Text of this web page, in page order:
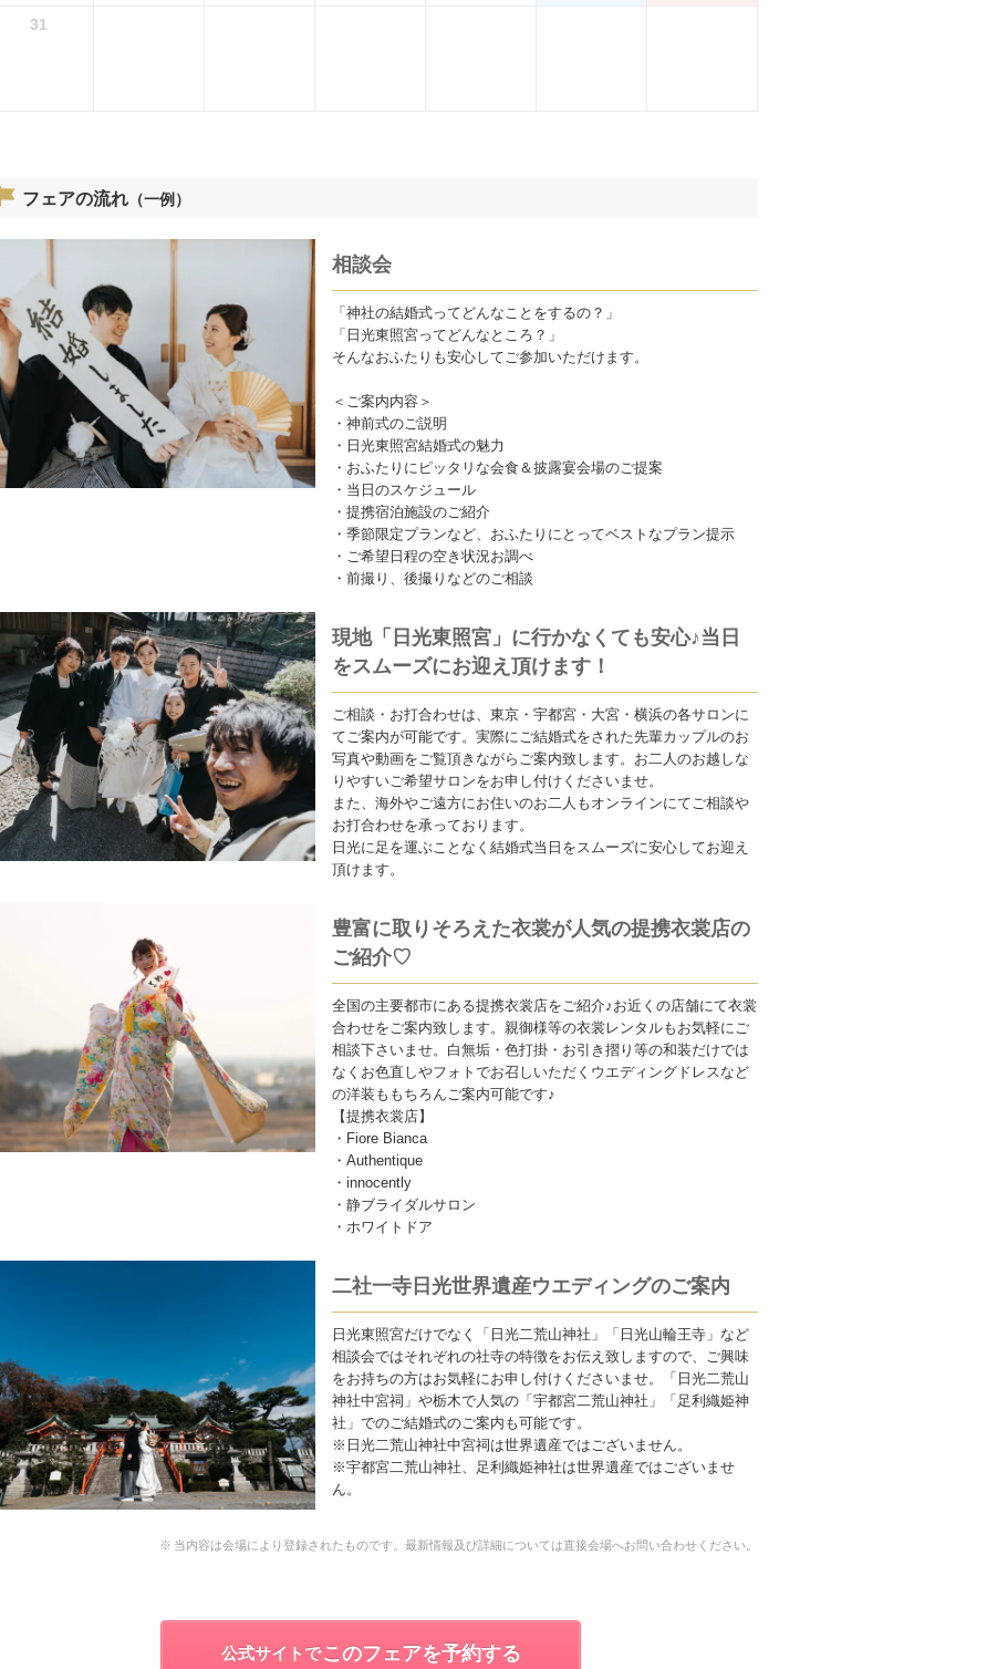
31
フェアの流れ （一例）
相談会
「神社の結婚式ってどんなことをするの？」
「日光東照宮ってどんなところ？」
そんなおふたりも安心してご参加いただけます。
＜ご案内内容＞
・神前式のご説明
・日光東照宮結婚式の魅力
・おふたりにピッタリな会食＆披露宴会場のご提案
・当日のスケジュール
・提携宿泊施設のご紹介
・季節限定プランなど、おふたりにとってベストなプラン提示
・ご希望日程の空き状況お調べ
・前撮り、後撮りなどのご相談
現地「日光東照宮」に行かなくても安心♪当日
をスムーズにお迎え頂けます！
ご相談・お打合わせは、東京・宇都宮・大宮・横浜の各サロンに
てご案内が可能です。実際にご結婚式をされた先輩カップルのお
写真や動画をご覧頂きながらご案内致します。お二人のお越しな
りやすいご希望サロンをお申し付けくださいませ。
また、海外やご遠方にお住いのお二人もオンラインにてご相談や
お打合わせを承っております。
日光に足を運ぶことなく結婚式当日をスムーズに安心してお迎え
頂けます。
豊富に取りそろえた衣裳が人気の提携衣裳店の
ご紹介♡
全国の主要都市にある提携衣裳店をご紹介♪お近くの店舗にて衣裳
合わせをご案内致します。親御様等の衣裳レンタルもお気軽にご
相談下さいませ。白無垢・色打掛・お引き摺り等の和装だけでは
なくお色直しやフォトでお召しいただくウエディングドレスなど
の洋装ももちろんご案内可能です♪
【提携衣裳店】
・Fiore Bianca
・Authentique
・innocently
・静ブライダルサロン
・ホワイトドア
二社一寺日光世界遺産ウエディングのご案内
日光東照宮だけでなく「日光二荒山神社」「日光山輪王寺」など
相談会ではそれぞれの社寺の特徴をお伝え致しますので、ご興味
をお持ちの方はお気軽にお申し付けくださいませ。「日光二荒山
神社中宮祠」や栃木で人気の「宇都宮二荒山神社」「足利織姫神
社」でのご結婚式のご案内も可能です。
※日光二荒山神社中宮祠は世界遺産ではございません。
※宇都宮二荒山神社、足利織姫神社は世界遺産ではございませ
ん。
当内容は会場により登録されたものです。最新情報及び詳細については直接会場へお問い合わせください。
公式サイトでこのフェアを予約する